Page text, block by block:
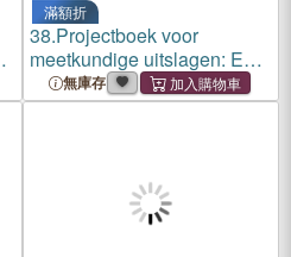
滿額折
38.Projectboek voor
meetkundige uitslagen: Een
praktische inleiding in
driedimensionale
無庫存